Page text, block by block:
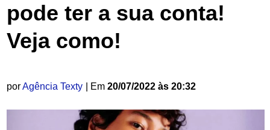
pode ter a sua conta!
Veja como!
porAgência Texty | Em 20/07/2022 às 20:32